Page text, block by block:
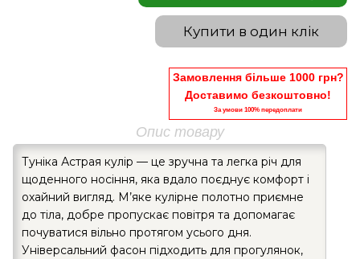
Купити в один клік
Замовлення більше 1000 грн?
Доставимо безкоштовно!
За умови 100% передоплати
Опис товару
Туніка Астрая кулір — це зручна та легка річ для
щоденного носіння, яка вдало поєднує комфорт і
охайний вигляд. М’яке кулірне полотно приємне
до тіла, добре пропускає повітря та допомагає
почуватися вільно протягом усього дня.
Універсальний фасон підходить для прогулянок,